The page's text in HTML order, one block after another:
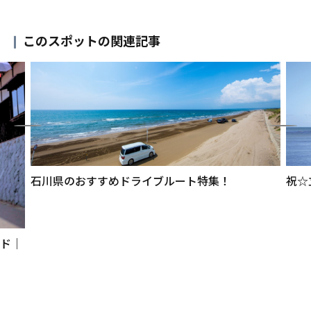
このスポットの関連記事
｜
石川県のおすすめドライブルート特集！ 祝☆